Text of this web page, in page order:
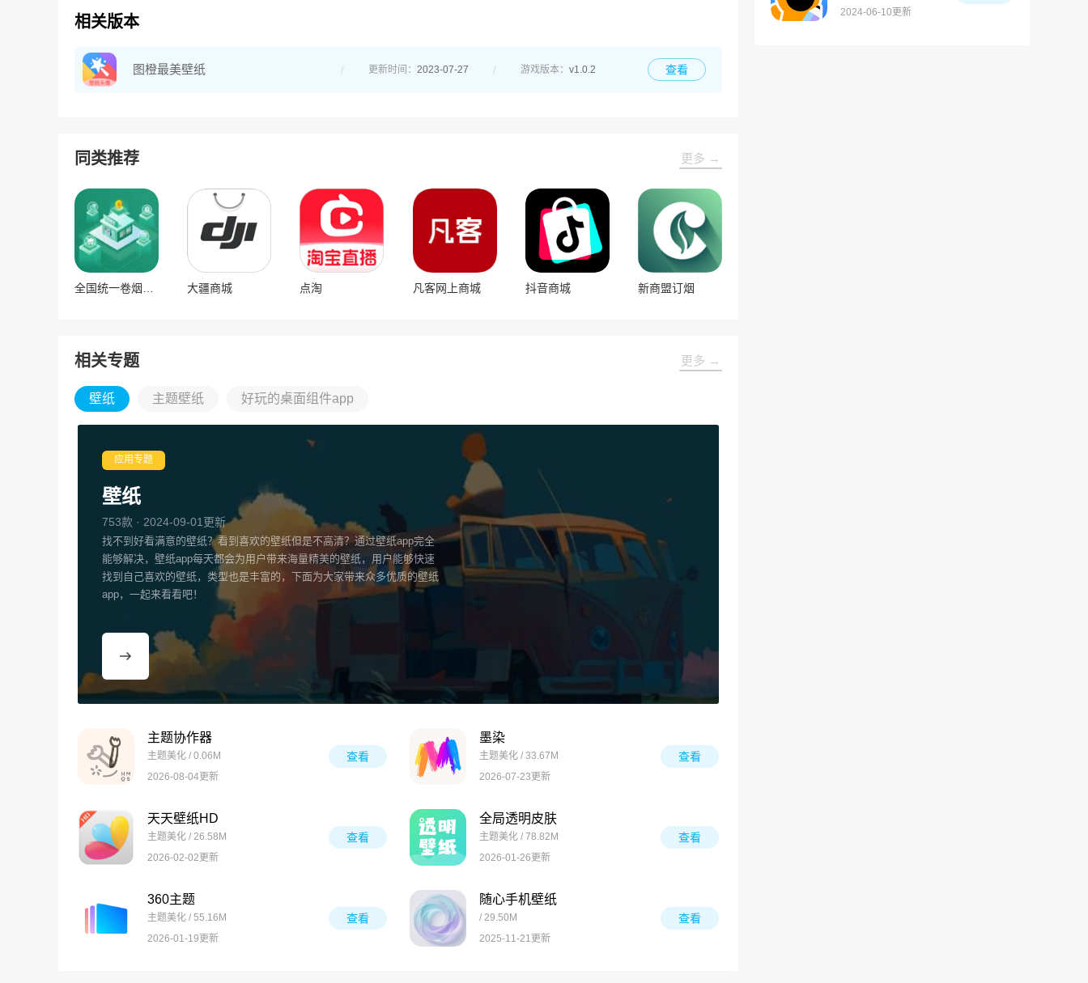
相关版本
图橙最美壁纸 更新时间： 2023-07-27 游戏版本： v1.0.2 查看
同类推荐 更多 →
大疆商城 点淘 凡客网上商城 抖音商城 新商盟订烟
相关专题 更多 →
壁纸 主题壁纸 好玩的桌面组件app
应用专题
壁纸
753款 · 2024-09-01更新
找不到好看满意的壁纸？看到喜欢的壁纸但是不高清？通过壁纸app完全
能够解决，壁纸app每天都会为用户带来海量精美的壁纸，用户能够快速
找到自己喜欢的壁纸，类型也是丰富的，下面为大家带来众多优质的壁纸
app，一起来看看吧！
主题协作器
主题美化 / 0.06M
2026-08-04更新
查看
墨染
主题美化 / 33.67M
2026-07-23更新
查看
天天壁纸HD
主题美化 / 26.58M
2026-02-02更新
查看
全局透明皮肤
主题美化 / 78.82M
2026-01-26更新
查看
360主题
主题美化 / 55.16M
2026-01-19更新
查看
随心手机壁纸
/ 29.50M
2025-11-21更新
查看
2024-06-10更新